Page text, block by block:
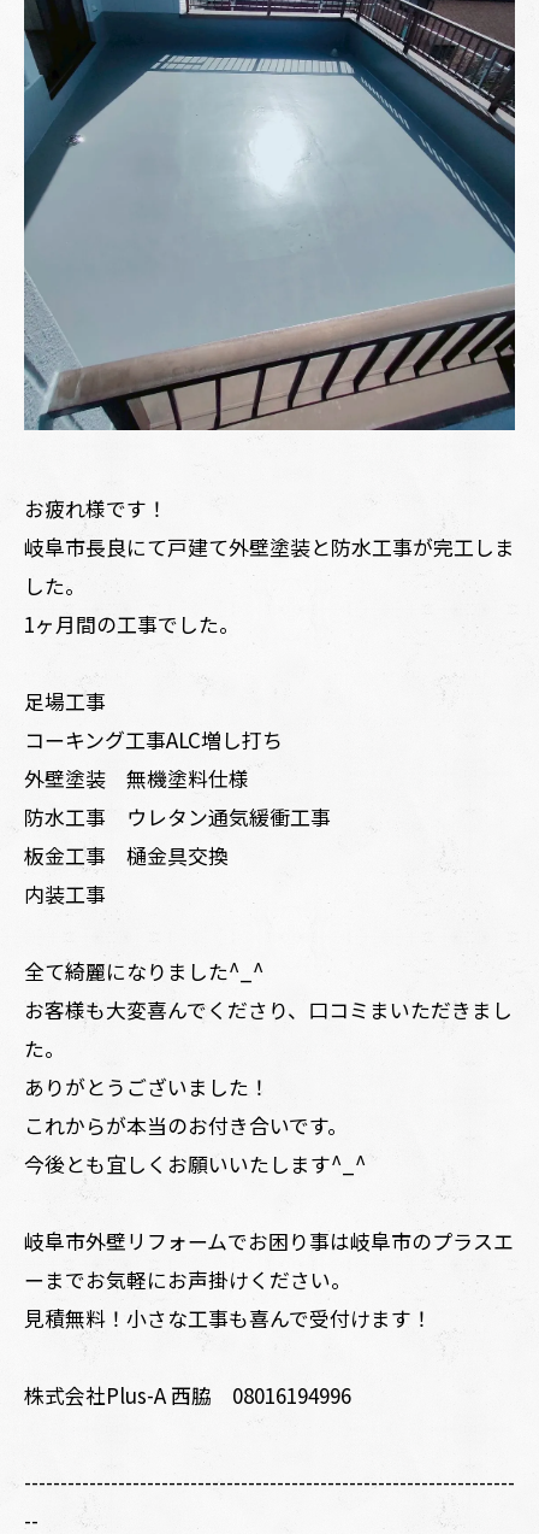
お疲れ様です！
岐阜市長良にて戸建て外壁塗装と防水工事が完工しま
した。
1ヶ月間の工事でした。
足場工事
コーキング工事ALC増し打ち
外壁塗装 無機塗料仕様
防水工事 ウレタン通気緩衝工事
板金工事 樋金具交換
内装工事
全て綺麗になりました^_^
お客様も大変喜んでくださり、口コミまいただきまし
た。
ありがとうございました！
これからが本当のお付き合いです。
今後とも宜しくお願いいたします^_^
岐阜市外壁リフォームでお困り事は岐阜市のプラスエ
ーまでお気軽にお声掛けください。
見積無料！小さな工事も喜んで受付けます！
株式会社Plus-A 西脇 08016194996
--------------------------------------------------------------------
--